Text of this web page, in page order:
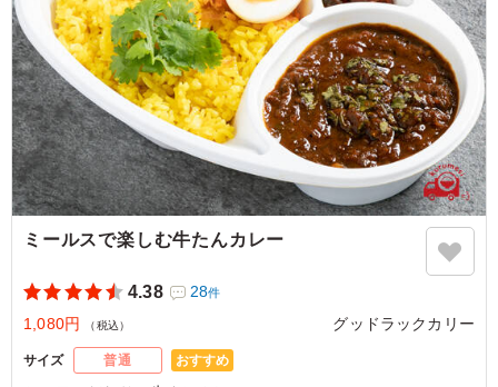
しかも値段も手ごろで大満足でした。今後は、他の職場の
方にもお声がけして、皆でこの味を楽しみたいと思いま
す。
ご利用シーン：懇親会›歓迎会
東京都江東区東陽
2026/04/13
ミールスで楽しむ牛たんカレー
4.38 28件
1,080円 （税込） グッドラックカリー
サイズ 普通 おすすめ